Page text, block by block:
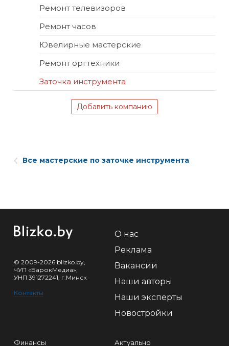
Ремонт телевизоров
Ремонт часов
Ювелирные мастерские
Ремонт оргтехники
Заточка инструмента
Добавить компанию
Все мастерские по заточке инструмента
© 2009-2026 blizko.by,
ЧУП «БарокМедиа»,
УНП 391272241, г.Минск
Контакты
О нас
Реклама
Вакансии
Наши авторы
Наши эксперты
Новостройки
Финансы Актуально